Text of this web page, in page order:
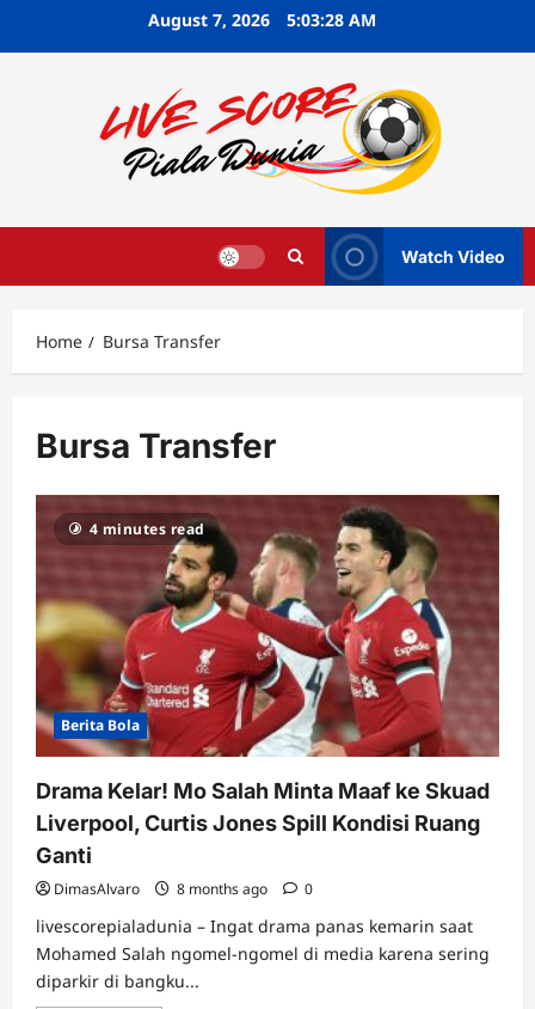
August 7, 2026 5:03:30 AM
Watch Video
Home Bursa Transfer
Bursa Transfer
4 minutes read
Berita Bola
Drama Kelar! Mo Salah Minta Maaf ke Skuad
Liverpool, Curtis Jones Spill Kondisi Ruang
Ganti
DimasAlvaro 8 months ago 0
livescorepialadunia – Ingat drama panas kemarin saat
Mohamed Salah ngomel-ngomel di media karena sering
diparkir di bangku...